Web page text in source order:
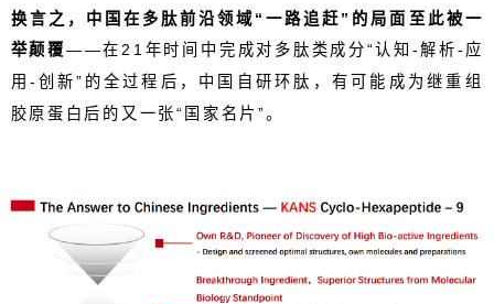
换言之，中国在多肽前沿领域“一路追赶”的局面至此被一
举颠覆——在21年时间中完成对多肽类成分“认知 -解析- 应
用 - 创新”的全过程后，中国自研环肽，有可能成为继重组
胶原蛋白后的又一张“国家名片”。